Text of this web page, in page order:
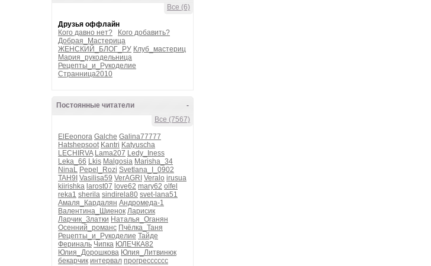
Все (6)
Друзья оффлайн
Кого давно нет?
Кого добавить?
Добрая_Мастерица
ЖЕНСКИЙ_БЛОГ_РУ Клуб_мастериц
Мария_рукодельница
Рецепты_и_Рукоделие
Странница2010
-
Постоянные читатели
Все (7567)
ElEeonora Galche Galina77777
Hatshepsoot Kantri Katyuscha
LECHIRVA Lama207 Ledy_Iness
Leka_66 Lkis Malgosia Marisha_34
NinaL Pepel_Rozi Svetlana_I_0902
TAH9I Vasilisa59 VerAGRI Veralo irusua
kiirishka larost07 love62 mary62 olfel
reka1 sherila sindirela80 svet-lana51
Амаля_Кардалян Андромеда-1
Валентина_Шиенок Ларисик
Ларчик_Златки Наталья_Оганян
Осенний_романс Пчёлка_Таня
Рецепты_и_Рукоделие Тайде
Фериналь Чипка ЮЛЕЧКА82
Юлия_Дорошкова Юлия_Литвинюк
бекарчик интервал прогресссссс